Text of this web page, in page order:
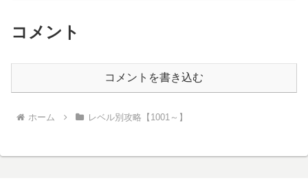
コメント
コメントを書き込む
ホーム レベル別攻略【1001～】